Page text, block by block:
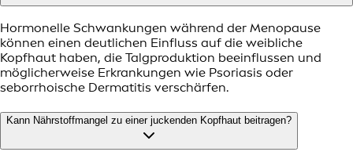
Hormonelle Schwankungen während der Menopause
können einen deutlichen Einfluss auf die weibliche
Kopfhaut haben, die Talgproduktion beeinflussen und
möglicherweise Erkrankungen wie Psoriasis oder
seborrhoische Dermatitis verschärfen.
Kann Nährstoffmangel zu einer juckenden Kopfhaut beitragen?